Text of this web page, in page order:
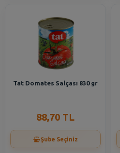
Tat Domates Salçası 830 gr
88,70 TL
Şube Seçiniz